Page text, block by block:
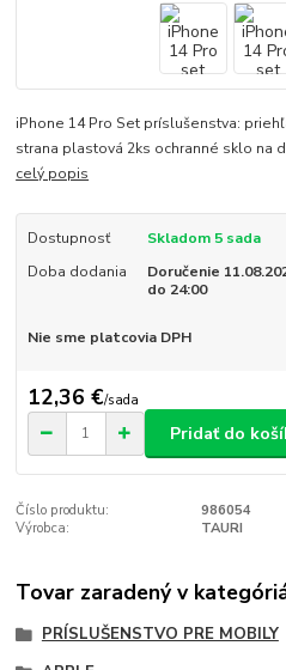
iPhone 14 Pro Set príslušenstva:
strana plastová 2ks ochranné sklo na
celý popis
Dostupnosť
Skladom 5 sada
Doba dodania
Doručenie
do 24:00
Nie sme platcovia DPH
12,36 €/sada
Pridať do
Číslo produktu:
986054
Výrobca:
TAURI
Tovar zaradený v
PRÍSLUŠENSTVO PRE MOBILY